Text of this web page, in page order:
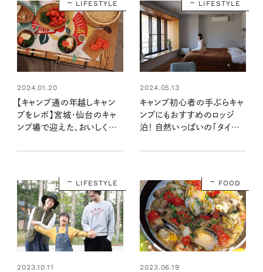
LIFESTYLE
2024.01.20
【キャンプ通の年越しキャン
プをレポ】宮城・仙台のキャ
ンプ場で迎えた、おいしくて
LIFESTYLE
2024.05.13
キャンプ初心者の手ぶらキャ
ンプにもおすすめのロッジ
泊！ 自然いっぱいの「タイニ
イ＆八ヶ岳のおすすめスポッ
LIFESTYLE
2023.10.11
FOOD
2023.06.19